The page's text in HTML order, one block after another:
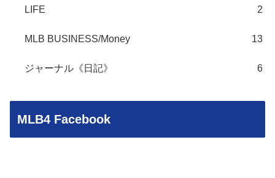
LIFE 2
MLB BUSINESS/Money 13
ジャーナル《日記》 6
MLB4 Facebook